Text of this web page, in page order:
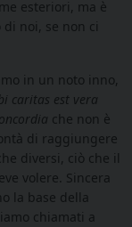
esteriori, ma è
noi, se non ci
in un noto inno,
caritas est vera
che non è
di raggiungere
diversi, ciò che il
volere. Sincera
la base della
chiamati a